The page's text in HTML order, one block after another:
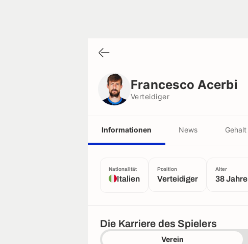
Francesco Acerbi
Verteidiger
Informationen News Gehalt
Nationalität
Italien
Position
Verteidiger
Alter
38 Jahre
Die Karriere des Spielers
Verein